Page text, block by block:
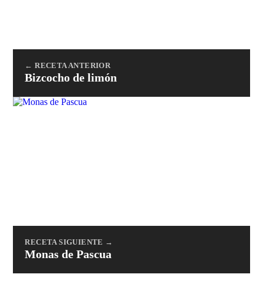
← RECETA ANTERIOR
Bizcocho de limón
RECETA SIGUIENTE →
Monas de Pascua